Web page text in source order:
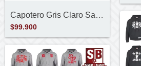
Capotero Gris Claro Santa Fe
$99.900